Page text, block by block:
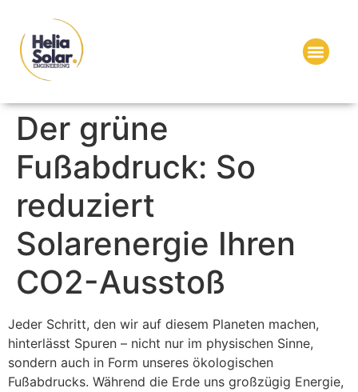
Der grüne
Fußabdruck: So
reduziert
Solarenergie Ihren
CO2-Ausstoß
Jeder Schritt, den wir auf diesem Planeten machen,
hinterlässt Spuren – nicht nur im physischen Sinne,
sondern auch in Form unseres ökologischen
Fußabdrucks. Während die Erde uns großzügig Energie,